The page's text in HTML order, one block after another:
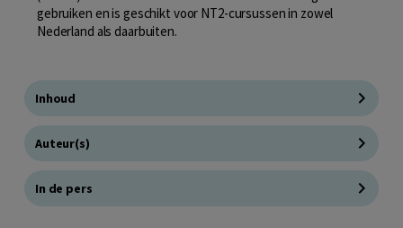
gebruiken en is geschikt voor NT2-cursussen in zowel
Nederland als daarbuiten.
Inhoud
Auteur(s)
In de pers